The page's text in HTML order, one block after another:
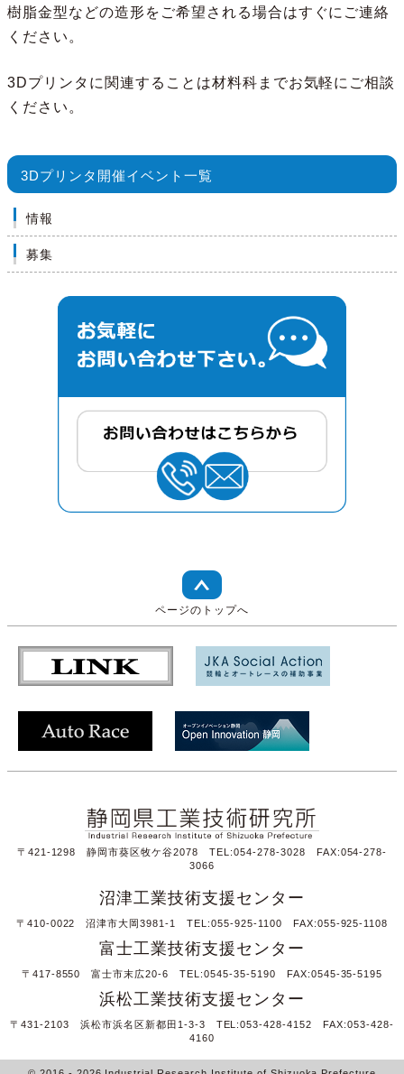
樹脂金型などの造形をご希望される場合はすぐにご連絡
ください。
3Dプリンタに関連することは材料科までお気軽にご相談
ください。
3Dプリンタ開催イベント一覧
情報
募集
ページのトップへ
〒421-1298 静岡市葵区牧ケ谷2078 TEL:054-278-3028 FAX:054-278-
3066
沼津工業技術支援センター
〒410-0022 沼津市大岡3981-1 TEL:055-925-1100 FAX:055-925-1108
富士工業技術支援センター
〒417-8550 富士市末広20-6 TEL:0545-35-5190 FAX:0545-35-5195
浜松工業技術支援センター
〒431-2103 浜松市浜名区新都田1-3-3 TEL:053-428-4152 FAX:053-428-
4160